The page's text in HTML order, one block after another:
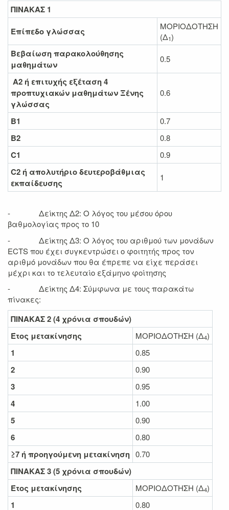
ΠΙΝΑΚΑΣ 1
Επίπεδο γλώσσας
ΜΟΡΙΟΔΟΤΗΣΗ
(Δ1)
Βεβαίωση παρακoλούθησης
μαθημάτων
0.5
Α2 ή επιτυχής εξέταση 4
προπτυχιακών μαθημάτων Ξένης
γλώσσας
0.6
Β1 0.7
Β2 0.8
C1 0.9
C2 ή απολυτήριο δευτεροβάθμιας
εκπαίδευσης
1
- Δείκτης Δ2: Ο λόγος του μέσου όρου
βαθμολογίας προς το 10
- Δείκτης Δ3: Ο λόγος του αριθμού των μονάδων
ECTS που έχει συγκεντρώσει ο φοιτητής προς τον
αριθμό μονάδων που θα έπρεπε να είχε περάσει
μέχρι και το τελευταίο εξάμηνο φοίτησης
- Δείκτης Δ4: Σύμφωνα με τους παρακάτω
πίνακες:
ΠΙΝΑΚΑΣ 2 (4 χρόνια σπουδών)
Έτος μετακίνησης
ΜΟΡΙΟΔΟΤΗΣΗ (Δ4)
1 0.85
2 0.90
3 0.95
4 1.00
5 0.90
6 0.80
≥7 ή προηγούμενη μετακίνηση 0.70
ΠΙΝΑΚΑΣ 3 (5 χρόνια σπουδών)
Έτος μετακίνησης
ΜΟΡΙΟΔΟΤΗΣΗ (Δ4)
1 0.80